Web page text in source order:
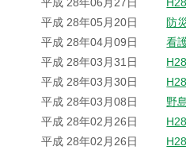
平成 28年05月20日
防
平成 28年04月09日
看
平成 28年03月31日
平成 28年03月30日
平成 28年03月08日
野
平成 28年02月26日
平成 28年02月26日